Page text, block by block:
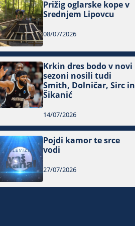
Prižig oglarske kope v
Srednjem Lipovcu
08/07/2026
Krkin dres bodo v novi
sezoni nosili tudi
Smith, Dolničar, Sirc in
Šikanić
14/07/2026
Pojdi kamor te srce
vodi
27/07/2026